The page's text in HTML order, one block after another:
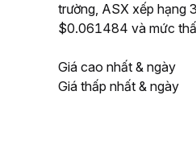
trường, ASX xếp hạng
$0.061484 và mức
Giá cao nhất & ngày
Giá thấp nhất & ngày